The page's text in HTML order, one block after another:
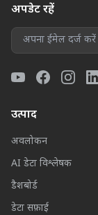
अपडेट रहें
उत्पाद
अवलोकन
AI डेटा विश्लेषक
डैशबोर्ड
डेटा सफ़ाई